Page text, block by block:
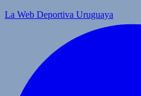
La Web Deportiva Uruguaya